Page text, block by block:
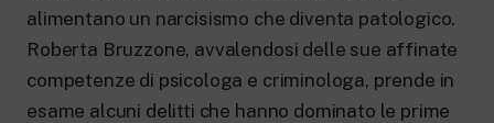
alimentano un narcisismo che diventa patologico.
Roberta Bruzzone, avvalendosi delle sue affinate
competenze di psicologa e criminologa, prende in
esame alcuni delitti che hanno dominato le prime